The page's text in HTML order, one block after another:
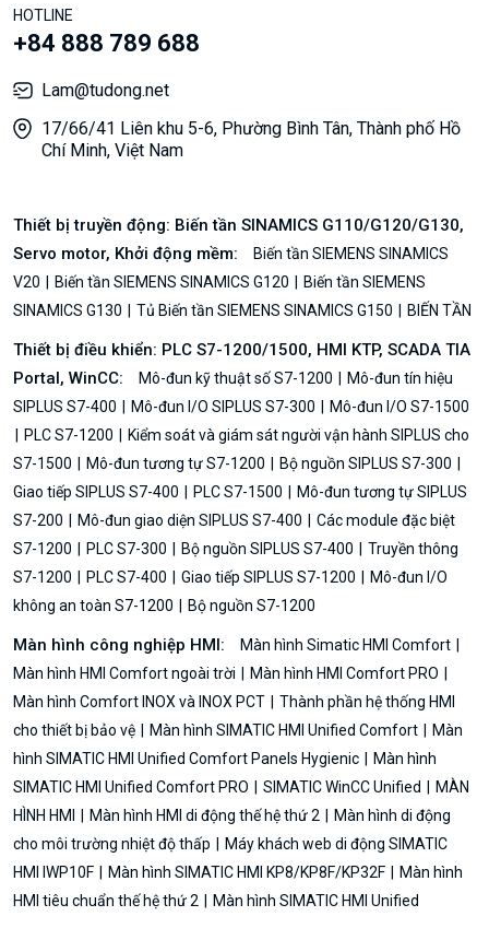
HOTLINE
+84 888 789 688
Lam@tudong.net
17/66/41 Liên khu 5-6, Phường Bình Tân, Thành phố Hồ
Chí Minh, Việt Nam
Thiết bị truyền động: Biến tần SINAMICS G110/G120/G130,
Servo motor, Khởi động mềm:
Biến tần SIEMENS SINAMICS
V20
Biến tần SIEMENS SINAMICS G120
Biến tần SIEMENS
SINAMICS G130
Tủ Biến tần SIEMENS SINAMICS G150 BIẾN TẦN
Thiết bị điều khiển: PLC S7-1200/1500, HMI KTP, SCADA TIA
Portal, WinCC:
Mô-đun kỹ thuật số S7-1200
Mô-đun tín hiệu
SIPLUS S7-400
Mô-đun I/O SIPLUS S7-300
Mô-đun I/O S7-1500
PLC S7-1200
Kiểm soát và giám sát người vận hành SIPLUS cho
S7-1500
Mô-đun tương tự S7-1200
Bộ nguồn SIPLUS S7-300
Giao tiếp SIPLUS S7-400
PLC S7-1500
Mô-đun tương tự SIPLUS
S7-200
Mô-đun giao diện SIPLUS S7-400
Các module đặc biệt
S7-1200
PLC S7-300 Bộ nguồn SIPLUS S7-400
Truyền thông
S7-1200
PLC S7-400 Giao tiếp SIPLUS S7-1200
Mô-đun I/O
không an toàn S7-1200
Bộ nguồn S7-1200
Màn hình công nghiệp HMI:
Màn hình Simatic HMI Comfort
Màn hình HMI Comfort ngoài trời
Màn hình HMI Comfort PRO
Màn hình Comfort INOX và INOX PCT
Thành phần hệ thống HMI
cho thiết bị bảo vệ
Màn hình SIMATIC HMI Unified Comfort
Màn
hình SIMATIC HMI Unified Comfort Panels Hygienic
Màn hình
SIMATIC HMI Unified Comfort PRO
SIMATIC WinCC Unified
MÀN
HÌNH HMI
Màn hình HMI di động thế hệ thứ 2
Màn hình di động
cho môi trường nhiệt độ thấp
Máy khách web di động SIMATIC
HMI IWP10F
Màn hình SIMATIC HMI KP8/KP8F/KP32F
Màn hình
HMI tiêu chuẩn thế hệ thứ 2
Màn hình SIMATIC HMI Unified